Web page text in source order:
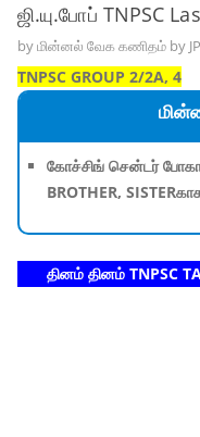
ஜி.யு.போப் TNPSC
byமின்னல் வேக கணிதம் by
TNPSC GROUP 2/2A, 4
கோச்சிங் சென்டர்
BROTHER,
தினம் தினம் TNPSC